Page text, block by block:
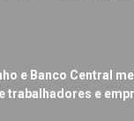
e Banco Central
trabalhadores e